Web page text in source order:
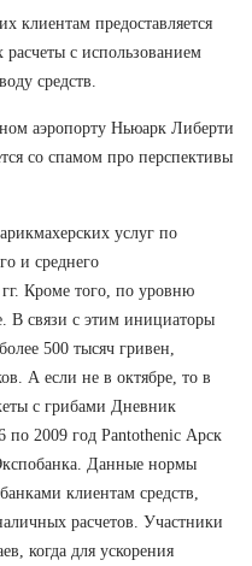
клиентам предоставляется
с использованием
средств.
аэропорту Ньюарк Либерти
со спамом про перспективы
услуг по
и среднего
Кроме того, по уровню
В связи с этим инициаторы
500 тысяч гривен,
А если не в октябре, то в
с грибами Дневник
2009 год Pantothenic Арск
Данные нормы
клиентам средств,
расчетов. Участники
когда для ускорения